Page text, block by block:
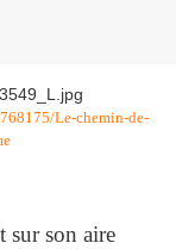
Le-chemin-de-
sur son aire